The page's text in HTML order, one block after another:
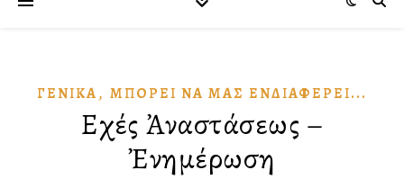
ΓΕΝΙΚΆ, ΜΠΟΡΕΙ͂ ΝᾺ ΜΑ͂Σ ἘΝΔΙΑΦΈΡΕΙ...
Εὐχές Ἀναστάσεως –
Ἐνημέρωση